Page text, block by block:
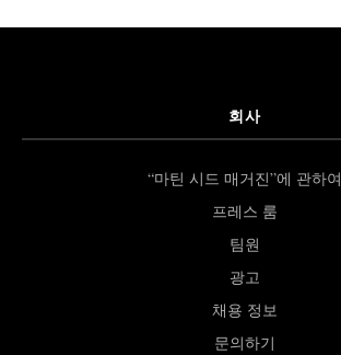
회사
“마틴 시드 매거진”에 관하여
프레스 룸
팀원
광고
채용 정보
문의하기